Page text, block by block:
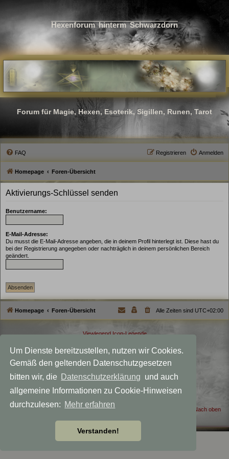
Um Dienste bereitzustellen, nutzen wir Cookies.
Gemäß den geltenden Datenschutzgesetzen
bitten wir, die
Datenschutzerklärung und auch
allgemeine Informationen zu Cookie-Hinweisen
durchzulesen: Mehr erfahren
Verstanden!
Hexenforum hinterm Schwarzdorn
Forum für Magie, Hexen, Esoterik, Sigillen, Runen, Tarot
FAQ Anmelden
Registrieren
Homepage Foren-Übersicht
Aktivierungs-Schlüssel senden
Benutzername:
E-Mail-Adresse:
Du musst die E-Mail-Adresse angeben, die in deinem Profil hinterlegt ist. Diese hast du
bei der Registrierung angegeben oder nachträglich in deinem persönlichen Bereich
geändert.
Homepage Foren-Übersicht Alle Zeiten sind UTC+02:00
Viewlegend Icon-Legende
Powered by phpBB® Forum Software © phpBB Limited
Deutsche Übersetzung durch
Datenschutz|Nutzungsbedingungen
Style MagicMystical modified byTalk19Zehn
phpBB-Themes by: OnGrayDesigns.de
Nach oben